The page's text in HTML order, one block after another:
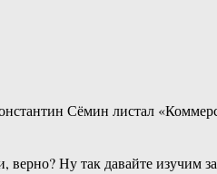
Сёмин листал
Ну так давайте изучим